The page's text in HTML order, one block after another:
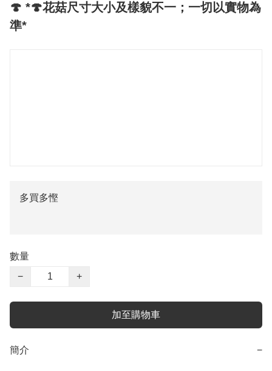
🍄 *🍄花菇尺寸大小及樣貌不一；一切以實物為
準*
多買多慳
數量
−
+
加至購物車
簡介 −